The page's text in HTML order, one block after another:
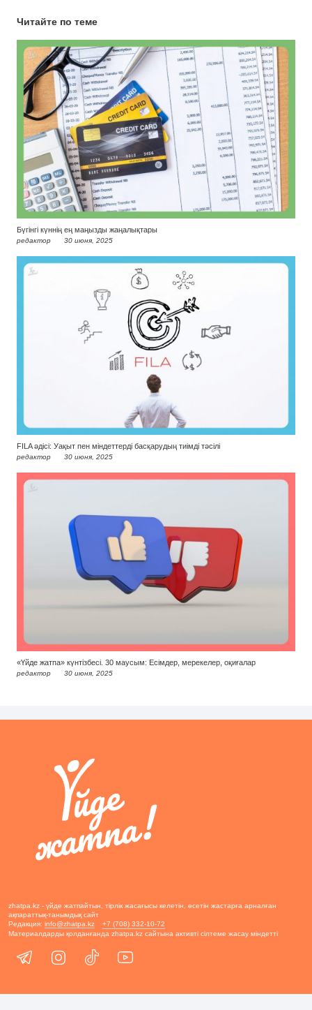
Читайте по теме
Бүгінгі күннің ең маңызды жаңалықтары
редактор 30 июня, 2025
FILA әдісі: Уақыт пен міндеттерді басқарудың тиімді тәсілі
редактор 30 июня, 2025
«Үйде жатпа» күнтізбесі. 30 маусым: Есімдер, мерекелер, оқиғалар
редактор 30 июня, 2025
zhatpa.kz - үйде жатпайтын, тірлік жасағысы келетін, өсетін жастарға арналған
ақпараттық-танымдық сайт
Редакция: info@zhatpa.kz
+7 (708) 332-10-72
Материалдарды қолданғанда zhatpa.kz сайтына активті сілтеме жасау міндетті